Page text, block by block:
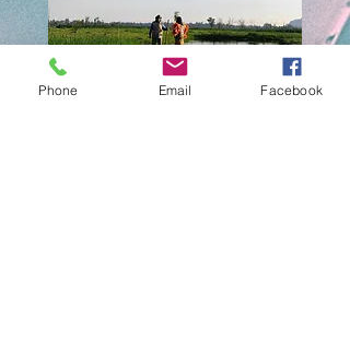
Opcional
8:00 Desayuno
9:30 Ajolotario
Phone Email Facebook